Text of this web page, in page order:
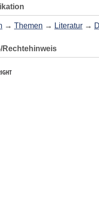
→ Themen → Literatur →
Rechtehinweis